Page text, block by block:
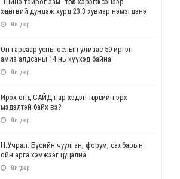
хөдөлгөөний дундаж хурд 23.3 хувиар нэмэгдэнэ
Өчигдөр
Он гарсаар усны ослын улмаас 59 иргэн
амиа алдсаны 14 нь хүүхэд байна
Өчигдөр
Ирэх онд САЙД нар хэдэн төгрөгийн эрх
мэдэлтэй байх вэ?
Өчигдөр
Н.Учрал: Бүсийн чуулган, форум, салбарын
ойн арга хэмжээг цуцална
Өчигдөр